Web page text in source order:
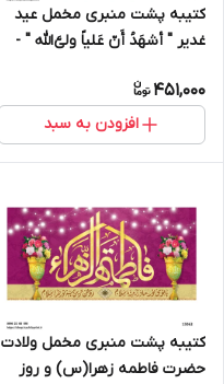
کتیبه پشت منبری مخمل عید
غدیر " أشهَدُ أَنّ عَلیاً ولی‌َّالله " -
451,000
افزودن به سبد
کتیبه پشت منبری مخمل ولادت
حضرت فاطمه زهرا(س) و روز